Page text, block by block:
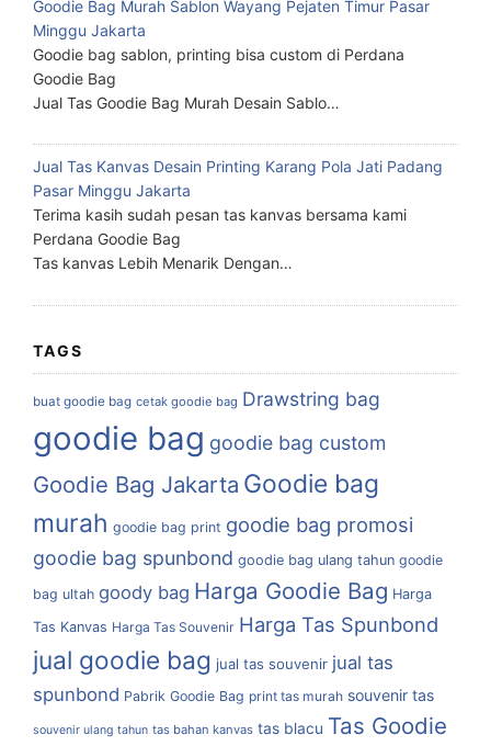
Goodie Bag Murah Sablon Wayang Pejaten Timur Pasar
Minggu Jakarta
Goodie bag sablon, printing bisa custom di Perdana
Goodie Bag
Jual Tas Goodie Bag Murah Desain Sablo…
Jual Tas Kanvas Desain Printing Karang Pola Jati Padang
Pasar Minggu Jakarta
Terima kasih sudah pesan tas kanvas bersama kami
Perdana Goodie Bag
Tas kanvas Lebih Menarik Dengan…
TAGS
buat goodie bag cetak goodie bag Drawstring bag
goodie bag goodie bag custom
Goodie Bag Jakarta Goodie bag
murah goodie bag print goodie bag promosi
goodie bag spunbond goodie bag ulang tahun goodie
bag ultah goody bag Harga Goodie Bag Harga
Tas Kanvas Harga Tas Souvenir Harga Tas Spunbond
jual goodie bag jual tas souvenir jual tas
spunbond Pabrik Goodie Bag print tas murah souvenir tas
souvenir ulang tahun tas bahan kanvas tas blacu Tas Goodie